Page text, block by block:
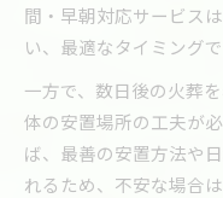
間・早朝対応サービス
い、最適なタイミング
一方で、数日後の火葬
体の安置場所の工夫が
ば、最善の安置方法や
れるため、不安な場合